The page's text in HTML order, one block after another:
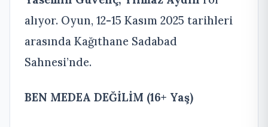
alıyor. Oyun, 12-15 Kasım 2025 tarihleri
arasında Kağıthane Sadabad
Sahnesi’nde.
BEN MEDEA DEĞİLİM (16+ Yaş)